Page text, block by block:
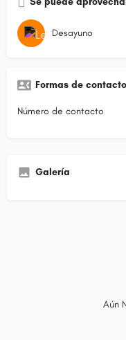
Desayuno
Formas de contacto
Número de contacto
Galería
Aún